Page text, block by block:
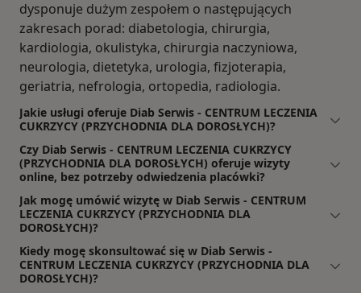
dysponuje dużym zespołem o następujących
zakresach porad: diabetologia, chirurgia,
kardiologia, okulistyka, chirurgia naczyniowa,
neurologia, dietetyka, urologia, fizjoterapia,
geriatria, nefrologia, ortopedia, radiologia.
Jakie usługi oferuje Diab Serwis - CENTRUM LECZENIA
CUKRZYCY (PRZYCHODNIA DLA DOROSŁYCH)?
Czy Diab Serwis - CENTRUM LECZENIA CUKRZYCY
(PRZYCHODNIA DLA DOROSŁYCH) oferuje wizyty
online, bez potrzeby odwiedzenia placówki?
Jak mogę umówić wizytę w Diab Serwis - CENTRUM
LECZENIA CUKRZYCY (PRZYCHODNIA DLA
DOROSŁYCH)?
Kiedy mogę skonsultować się w Diab Serwis -
CENTRUM LECZENIA CUKRZYCY (PRZYCHODNIA DLA
DOROSŁYCH)?